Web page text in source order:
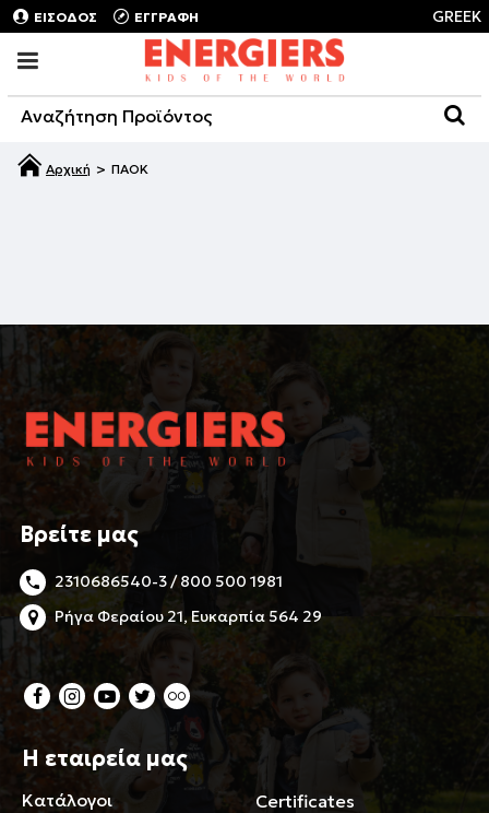
ΕΙΣΟΔΟΣ ΕΓΓΡΑΦΗ GREEK
ΠΑΟΚ
Βρείτε μας
2310686540-3 / 800 500 1981
Ρήγα Φεραίου 21, Ευκαρπία 564 29
Η εταιρεία μας
Κατάλογοι
Certificates